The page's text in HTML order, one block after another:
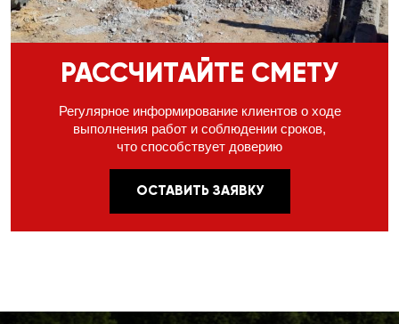
РАССЧИТАЙТЕ СМЕТУ
Регулярное информирование клиентов о ходе
выполнения работ и соблюдении сроков,
что способствует доверию
ОСТАВИТЬ ЗАЯВКУ